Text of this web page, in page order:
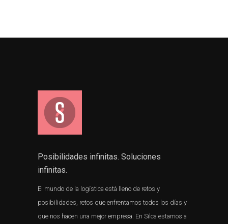
Posibilidades infinitas. Soluciones
infinitas.
El mundo de la logística está lleno de retos y
posibilidades, retos que enfrentamos todos los días y
que nos hacen una mejor empresa. En Silca estamos a